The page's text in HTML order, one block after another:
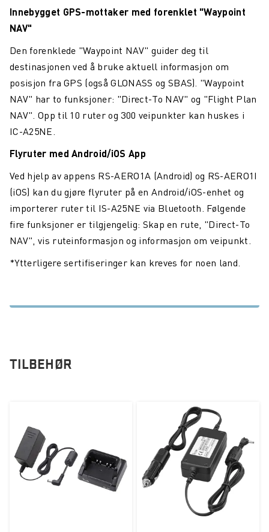
Innebygget GPS-mottaker med forenklet "Waypoint
NAV"
Den forenklede "Waypoint NAV" guider deg til
destinasjonen ved å bruke aktuell informasjon om
posisjon fra GPS (også GLONASS og SBAS). "Waypoint
NAV" har to funksjoner: "Direct-To NAV" og "Flight Plan
NAV". Opp til 10 ruter og 300 veipunkter kan huskes i
IC-A25NE.
Flyruter med Android/iOS App
Ved hjelp av appens RS-AERO1A (Android) og RS-AERO1I
(iOS) kan du gjøre flyruter på en Android/iOS-enhet og
importerer ruter til IS-A25NE via Bluetooth. Følgende
fire funksjoner er tilgjengelig: Skap en rute, "Direct-To
NAV", vis ruteinformasjon og informasjon om veipunkt.
*Ytterligere sertifiseringer kan kreves for noen land.
TILBEHØR